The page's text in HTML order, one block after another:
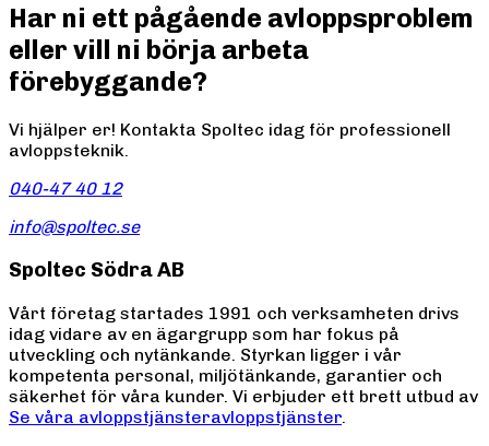
Har ni ett pågående avloppsproblem
eller vill ni börja arbeta
förebyggande?
Vi hjälper er! Kontakta Spoltec idag för professionell
avloppsteknik.
040-47 40 12
info@spoltec.se
Spoltec Södra AB
Vårt företag startades 1991 och verksamheten drivs
idag vidare av en ägargrupp som har fokus på
utveckling och nytänkande. Styrkan ligger i vår
kompetenta personal, miljötänkande, garantier och
säkerhet för våra kunder. Vi erbjuder ett brett utbud av
Se våra avloppstjänsteravloppstjänster.